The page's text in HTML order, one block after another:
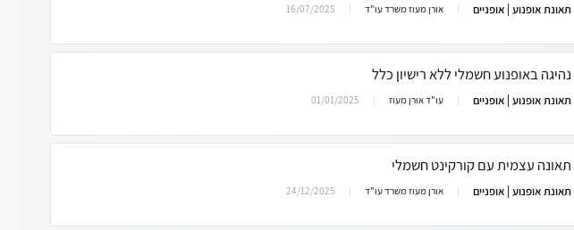
תאונת אופנוע | אופניים אורן מעוז משרד עו"ד 16/07/2025
נהיגה באופנוע חשמלי ללא רישיון כלל
תאונת אופנוע | אופניים עו"ד אורן מעוז 01/01/2025
תאונה עצמית עם קורקינט חשמלי
תאונת אופנוע | אופניים אורן מעוז משרד עו"ד 24/12/2025